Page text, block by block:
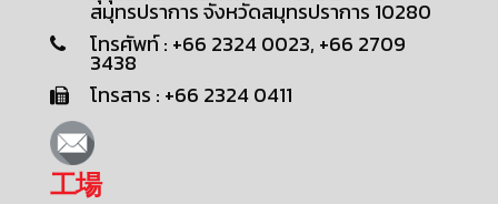
สมุทรปราการ จังหวัดสมุทรปราการ 10280
โทรศัพท์ : +66 2324 0023, +66 2709
3438
โทรสาร : +66 2324 0411
工場